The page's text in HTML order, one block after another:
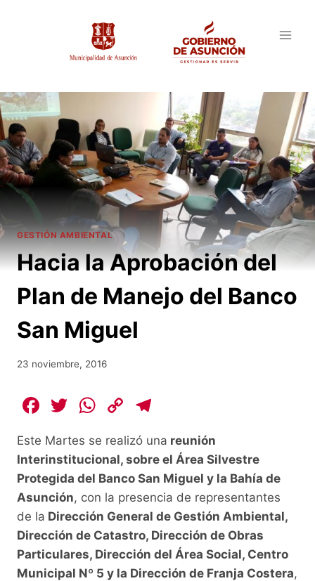
GESTIÓN AMBIENTAL
Hacia la Aprobación del
Plan de Manejo del Banco
San Miguel
23 noviembre, 2016
F
c
e
b
o
o
k
T
itt
er
W
at
s
A
p
p
C
p
y
Li
n
k
e
gr
a
m
Este Martes se realizó una reunión
Interinstitucional, sobre el Área Silvestre
Protegida del Banco San Miguel y la Bahía de
Asunción, con la presencia de representantes
de la Dirección General de Gestión Ambiental,
Dirección de Catastro, Dirección de Obras
Particulares, Dirección del Área Social, Centro
Municipal Nº 5 y la Dirección de Franja Costera,